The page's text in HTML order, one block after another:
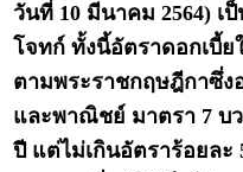
วันที่ 10 มีนาคม 2564) เ
โจทก์ ทั้งนี้อัตราดอกเบี้
ตามพระราชกฤษฎีกาซึ่
และพาณิชย์ มาตรา 7 บ
ปี แต่ไม่เกินอัตราร้อยล